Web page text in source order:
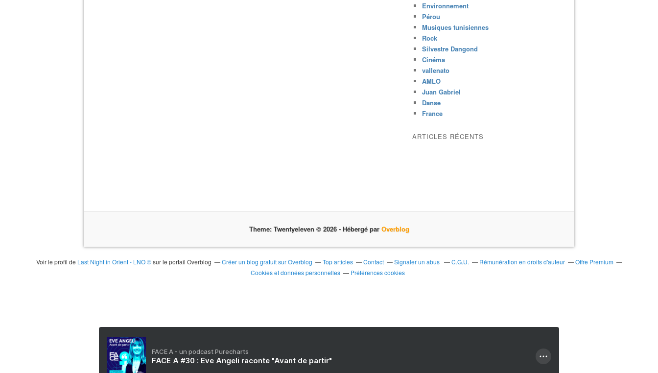
Environnement
Pérou
Musiques tunisiennes
Rock
Silvestre Dangond
Cinéma
vallenato
AMLO
Juan Gabriel
Danse
France
ARTICLES RÉCENTS
Theme: Twentyeleven © 2026 - Hébergé par Overblog
Voir le profil de Last Night in Orient - LNO ©sur le portail Overblog Créer un blog gratuit sur Overblog Top articles Contact Signaler un abus C.G.U. Rémunération en droits d'auteur
Offre Premium
Cookies et données personnelles
Préférences cookies
FACE A - un podcast Purecharts
FACE A #30 : Eve Angeli raconte "Avant de partir"